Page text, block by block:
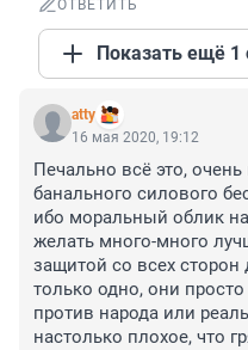
ОТВЕТИТЬ
Показать ещё 1
atty
16 мая 2020, 19:12
Печально всё это,
банального силового
ибо моральный облик
желать много-много
защитой со всех сторон
только одно, они
против народа или
настолько плохое, что